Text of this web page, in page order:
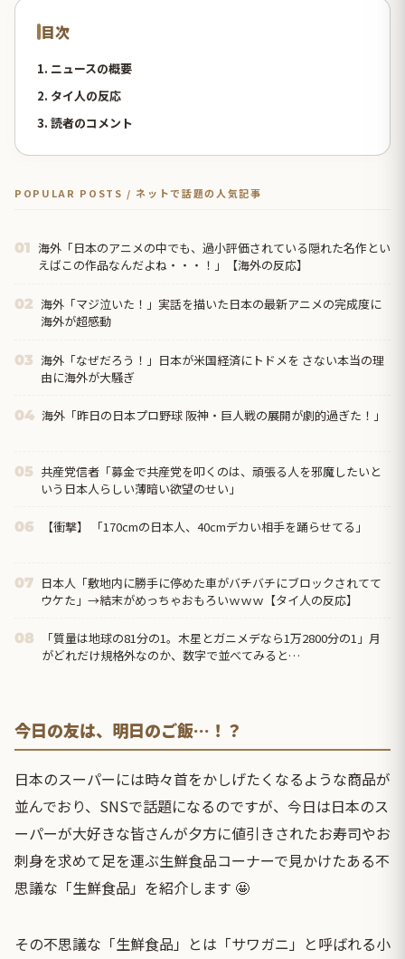
目次
1. ニュースの概要
2. タイ人の反応
3. 読者のコメント
POPULAR POSTS / ネットで話題の人気記事
01 海外「日本のアニメの中でも、過小評価されている隠れた名作とい
えばこの作品なんだよね・・・！」【海外の反応】
02 海外「マジ泣いた！」実話を描いた日本の最新アニメの完成度に
海外が超感動
03 海外「なぜだろう！」日本が米国経済にトドメを さない本当の理
由に海外が大騒ぎ
04 海外「昨日の日本プロ野球 阪神・巨人戦の展開が劇的過ぎた！」
05 共産党信者「募金で共産党を叩くのは、頑張る人を邪魔したいと
いう日本人らしい薄暗い欲望のせい」
06 【衝撃】 「170cmの日本人、40cmデカい相手を踊らせてる」
07 日本人「敷地内に勝手に停めた車がバチバチにブロックされてて
ウケた」→結末がめっちゃおもろいｗｗｗ【タイ人の反応】
08
「質量は地球の81分の1。木星とガニメデなら1万2800分の1」月
がどれだけ規格外なのか、数字で並べてみると…
今日の友は、明日のご飯…！？
日本のスーパーには時々首をかしげたくなるような商品が
並んでおり、SNSで話題になるのですが、今日は日本のス
ーパーが大好きな皆さんが夕方に値引きされたお寿司やお
刺身を求めて足を運ぶ生鮮食品コーナーで見かけたある不
思議な「生鮮食品」を紹介します 🤩
その不思議な「生鮮食品」とは「サワガニ」と呼ばれる小